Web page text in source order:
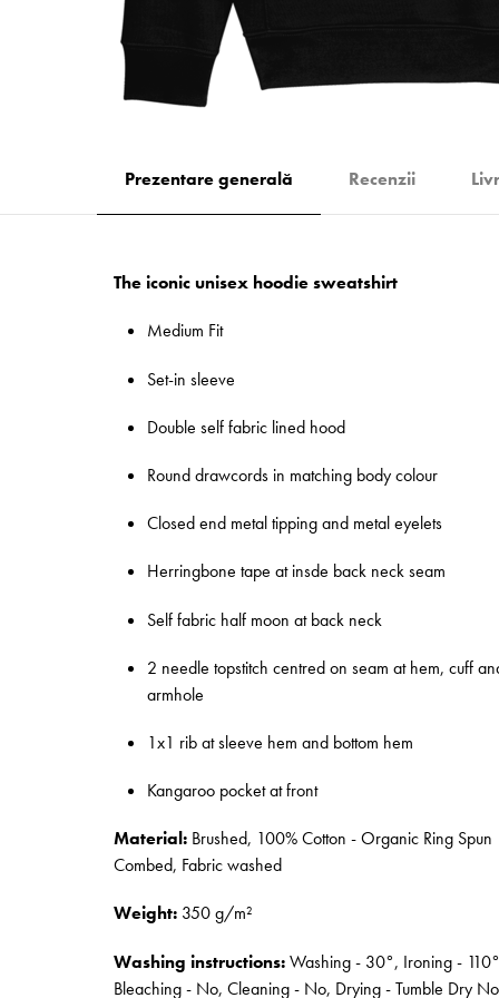
Prezentare generală Recenzii
The iconic unisex hoodie sweatshirt
Medium Fit
Set-in sleeve
Double self fabric lined hood
Round drawcords in matching body colour
Closed end metal tipping and metal eyelets
Herringbone tape at insde back neck seam
Self fabric half moon at back neck
2 needle topstitch centred on seam at hem, cuff
armhole
1x1 rib at sleeve hem and bottom hem
Kangaroo pocket at front
Material: Brushed, 100% Cotton - Organic Ring Spun
Combed, Fabric washed
Weight: 350 g/m²
Washing instructions:Washing - 30°, Ironing -
Bleaching - No, Cleaning - No, Drying - Tumble Dry No